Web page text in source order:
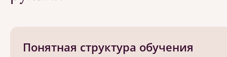
Понятная структура обучения